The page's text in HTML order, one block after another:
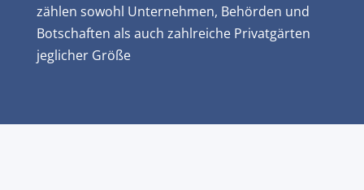
zählen sowohl Unternehmen, Behörden und
Botschaften als auch zahlreiche Privatgärten
jeglicher Größe